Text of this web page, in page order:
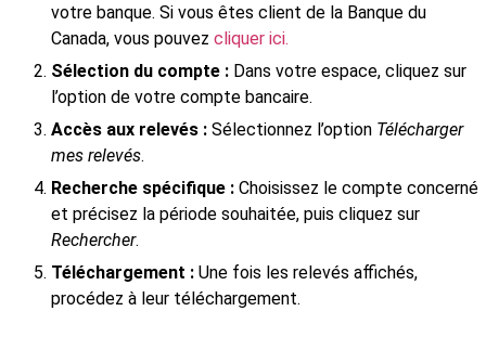
votre banque. Si vous êtes client de la Banque du
Canada, vous pouvez cliquer ici.
Sélection du compte : Dans votre espace, cliquez sur
l’option de votre compte bancaire.
Accès aux relevés : Sélectionnez l’option Télécharger
mes relevés.
Recherche spécifique : Choisissez le compte concerné
et précisez la période souhaitée, puis cliquez sur
Rechercher.
Téléchargement : Une fois les relevés affichés,
procédez à leur téléchargement.